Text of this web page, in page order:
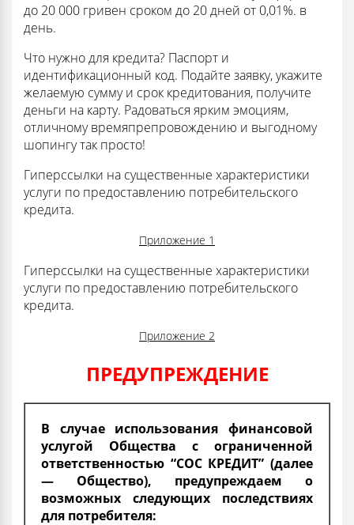
до 20 000 гривен сроком до 20 дней от 0,01%. в
день.
Что нужно для кредита? Паспорт и
идентификационный код. Подайте заявку, укажите
желаемую сумму и срок кредитования, получите
деньги на карту. Радоваться ярким эмоциям,
отличному времяпрепровождению и выгодному
шопингу так просто!
Гиперссылки на существенные характеристики
услуги по предоставлению потребительского
кредита.
Приложение 1
Гиперссылки на существенные характеристики
услуги по предоставлению потребительского
кредита.
Приложение 2
ПРЕДУПРЕЖДЕНИЕ
В случае использования финансовой
услугой Общества с ограниченной
ответственностью “СОС КРЕДИТ” (далее
— Общество), предупреждаем о
возможных следующих последствиях
для потребителя: